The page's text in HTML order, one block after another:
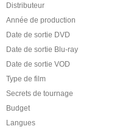
Distributeur
Année de production
Date de sortie DVD
Date de sortie Blu-ray
Date de sortie VOD
Type de film
Secrets de tournage
Budget
Langues